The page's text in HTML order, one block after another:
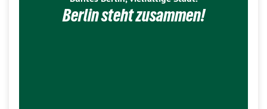
Berlin steht zusammen!